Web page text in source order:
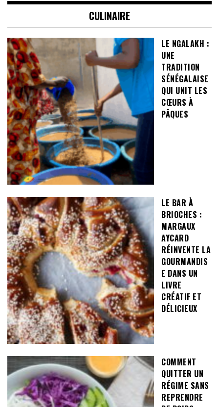
CULINAIRE
LE NGALAKH :
UNE
TRADITION
SÉNÉGALAISE
QUI UNIT LES
CŒURS À
PÂQUES
LE BAR À
BRIOCHES :
MARGAUX
AYCARD
RÉINVENTE LA
GOURMANDIS
E DANS UN
LIVRE
CRÉATIF ET
DÉLICIEUX
COMMENT
QUITTER UN
RÉGIME SANS
REPRENDRE